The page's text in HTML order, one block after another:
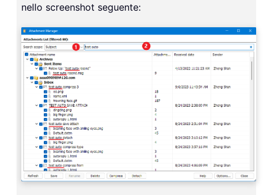
nello screenshot seguente: